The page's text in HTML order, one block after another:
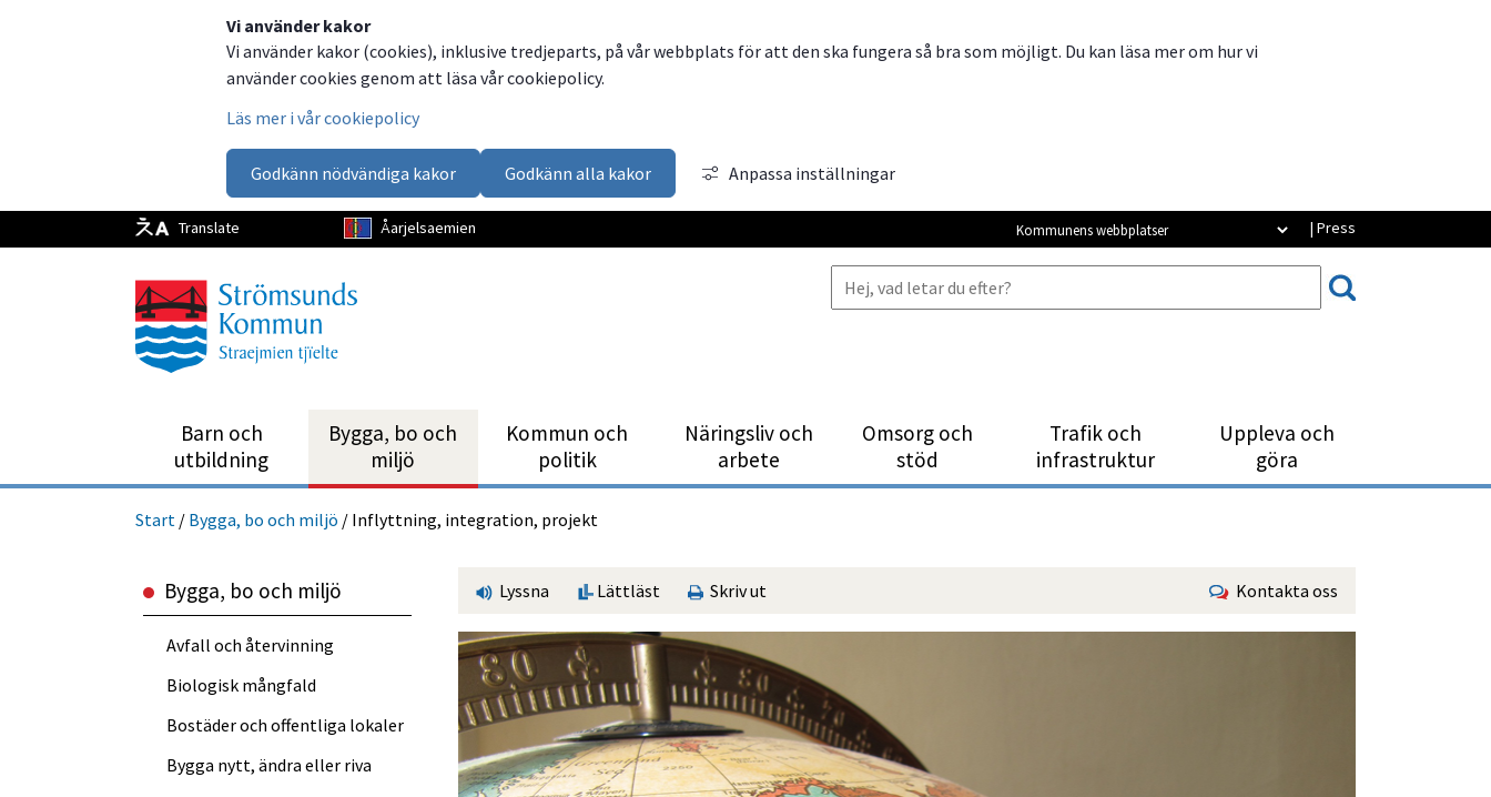
Vi använder kakor
Vi använder kakor (cookies), inklusive tredjeparts, på vår webbplats för att den ska fungera så bra som möjligt. Du kan läsa mer om hur vi
använder cookies genom att läsa vår cookiepolicy.
Läs mer i vår cookiepolicy
Godkänn nödvändiga kakor Godkänn alla kakor Anpassa inställningar
Translate Åarjelsaemien | Press
Kommunens webbplatser
Barn och
utbild­ning
Bygga, bo och
miljö
Kommun och
politik
Närings­liv och
arbete
Omsorg och
stöd
Trafik och
infrastruktur
Uppleva och
göra
Start / Bygga, bo och miljö / Inflyttning, integration, projekt
Lyssna Lättläst Skriv ut Kontakta oss
Bygga, bo och miljö
Avfall och återvinning
Biologisk mångfald
Bostäder och offentliga lokaler
Bygga nytt, ändra eller riva